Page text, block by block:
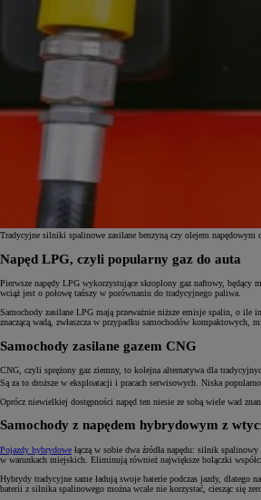
Od81 900 zł
Yaris Cross
HYBRID
Tradycyjne silniki spalinowe zasilane benzyną czy olejem
Napęd LPG, czyli popularny gaz do auta
Pierwsze napędy LPG wykorzystujące skroplony gaz naftowy, będący
wciąż jest o połowę tańszy w porównaniu do tradycyjnego paliwa.
Samochody zasilane LPG mają przeważnie niższe emisje spalin, o ile
znaczącą wadą, zwłaszcza w przypadku samochodów kompaktowych,
Samochody zasilane gazem CNG
CNG, czyli sprężony gaz ziemny, to kolejna alternatywa dla
Są za to droższe w eksploatacji i pracach serwisowych. Niska
Oprócz niewielkiej dostępności napęd ten niesie ze sobą wiele wad
Samochody z napędem hybrydowym z
Pojazdy hybrydowe łączą w sobie dwa źródła napędu: silnik
w warunkach miejskich. Eliminują również największe bolączki
Hybrydy tradycyjne same ładują swoje baterie podczas jazdy,
baterii z silnika spalinowego można wcale nie korzystać, ciesząc się